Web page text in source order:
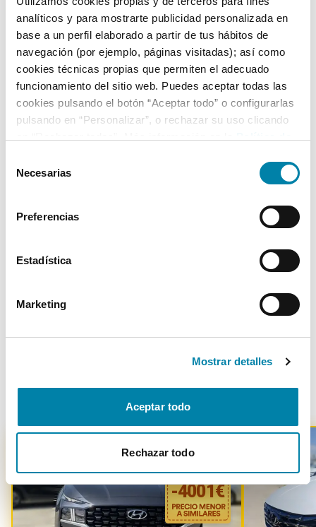
analíticos y para mostrarte publicidad personalizada en
base a un perfil elaborado a partir de tus hábitos de
navegación (por ejemplo, páginas visitadas); así como
cookies técnicas propias que permiten el adecuado
funcionamiento del sitio web. Puedes aceptar todas las
cookies pulsando el botón “Aceptar todo” o configurarlas
pulsando en “Personalizar”, o rechazar su uso clicando
Necesarias
Preferencias
Estadística
Marketing
Mostrar detalles
Aceptar todo
Rechazar todo
Equipamiento*
Detalles destacados
Apple CarPlay y Android Auto
Faros LED (cruce y carretera)
* La información de Equipamiento puede no reflejar todos los detalles
Más de 3.500 clientes satisfechos
Otros coches parecidos
-4001€